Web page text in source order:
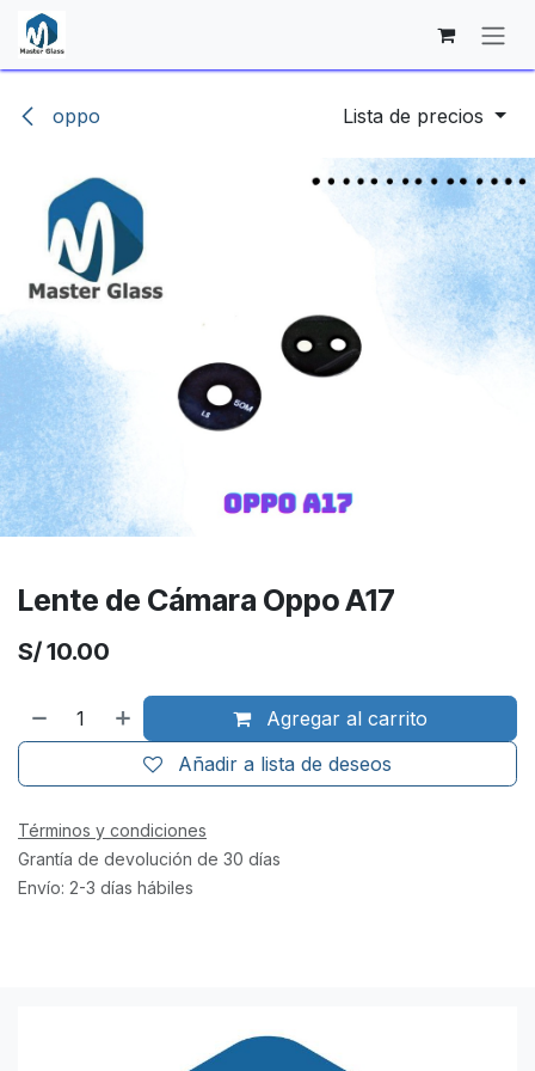
Ir al contenido
oppo Lista de precios
Lente de Cámara Oppo A17
S/10.00
Agregar al carrito
Añadir a lista de deseos
Términos y condiciones
Grantía de devolución de 30 días
Envío: 2-3 días hábiles